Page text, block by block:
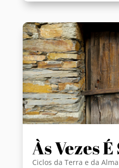
Às Vezes
Ciclos da Terra e da